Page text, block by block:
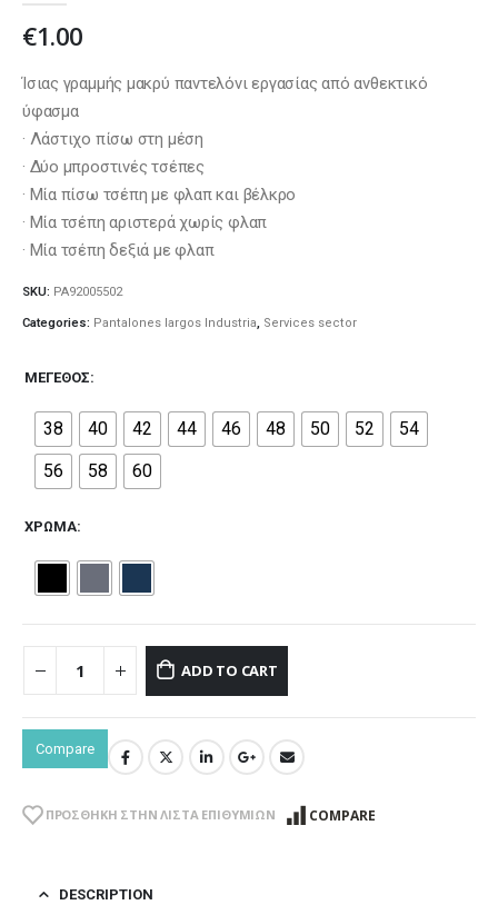
€1.00
Ίσιας γραμμής μακρύ παντελόνι εργασίας από ανθεκτικό
ύφασμα
· Λάστιχο πίσω στη μέση
· Δύο μπροστινές τσέπες
· Μία πίσω τσέπη με φλαπ και βέλκρο
· Μία τσέπη αριστερά χωρίς φλαπ
· Μία τσέπη δεξιά με φλαπ
SKU: PA92005502
Categories: Pantalones largos Industria, Services sector
ΜΈΓΕΘΟΣ
38 40 42 44 46 48 50 52
54
56
58 60
ΧΡΏΜΑ
ADD TO CART
Compare
ΠΡΌΣΘΉΚΗ ΣΤΗΝ ΛΊΣΤΑ ΕΠΙΘΥΜΙΏΝ COMPARE
DESCRIPTION